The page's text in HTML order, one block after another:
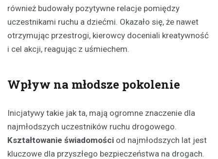
również budowały pozytywne relacje pomiędzy
uczestnikami ruchu a dziećmi. Okazało się, że nawet
otrzymując przestrogi, kierowcy doceniali kreatywność
i cel akcji, reagując z uśmiechem.
Wpływ na młodsze pokolenie
Inicjatywy takie jak ta, mają ogromne znaczenie dla
najmłodszych uczestników ruchu drogowego.
Kształtowanie świadomości od najmłodszych lat jest
kluczowe dla przyszłego bezpieczeństwa na drogach.